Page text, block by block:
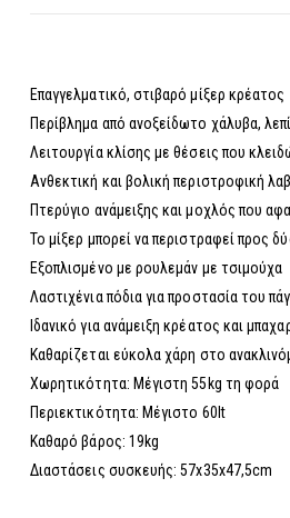
Επαγγελματικό, στιβαρό μίξερ κρέατος
Περίβλημα από ανοξείδωτο χάλυβα,
Λειτουργία κλίσης με θέσεις που
Ανθεκτική και βολική περιστροφική
Πτερύγιο ανάμειξης και μοχλός που
Το μίξερ μπορεί να περιστραφεί προς
Εξοπλισμένο με ρουλεμάν με τσιμούχα
Λαστιχένια πόδια για προστασία του
Ιδανικό για ανάμειξη κρέατος και
Καθαρίζεται εύκολα χάρη στο
Χωρητικότητα: Μέγιστη 55kg τη φορά
Περιεκτικότητα: Μέγιστο 60lt
Καθαρό βάρος: 19kg
Διαστάσεις συσκευής: 57x35x47,5cm